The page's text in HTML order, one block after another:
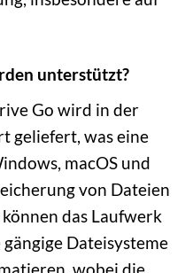
unterstützt?
Go wird in der
geliefert, was eine
macOS und
von Dateien
das Laufwerk
Dateisysteme
wobei die